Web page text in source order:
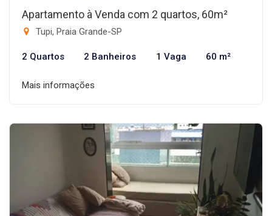
Apartamento à Venda com 2 quartos, 60m²
Tupi, Praia Grande-SP
2 Quartos 2 Banheiros 1 Vaga 60 m²
Mais informações